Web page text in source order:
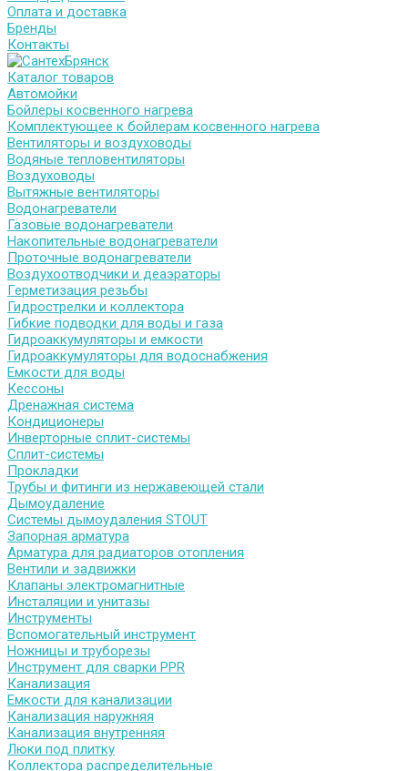
Оплата и доставка
Бренды
Контакты
Каталог товаров
Автомойки
Бойлеры косвенного нагрева
Комплектующее к бойлерам косвенного нагрева
Вентиляторы и воздуховоды
Водяные тепловентиляторы
Воздуховоды
Вытяжные вентиляторы
Водонагреватели
Газовые водонагреватели
Накопительные водонагреватели
Проточные водонагреватели
Воздухоотводчики и деаэраторы
Герметизация резьбы
Гидрострелки и коллектора
Гибкие подводки для воды и газа
Гидроаккумуляторы и емкости
Гидроаккумуляторы для водоснабжения
Емкости для воды
Кессоны
Дренажная система
Кондиционеры
Инверторные сплит-системы
Сплит-системы
Прокладки
Трубы и фитинги из нержавеющей стали
Дымоудаление
Системы дымоудаления STOUT
Запорная арматура
Арматура для радиаторов отопления
Вентили и задвижки
Клапаны электромагнитные
Инсталяции и унитазы
Инструменты
Вспомогательный инструмент
Ножницы и труборезы
Инструмент для сварки PPR
Канализация
Емкости для канализации
Канализация наружняя
Канализация внутренняя
Люки под плитку
Коллектора распределительные